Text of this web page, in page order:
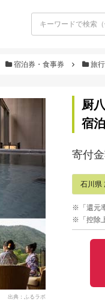
宿泊券・食事券 旅行
出典：ふるラボ
厨
宿
寄付
石川県
※「還元
※「控除